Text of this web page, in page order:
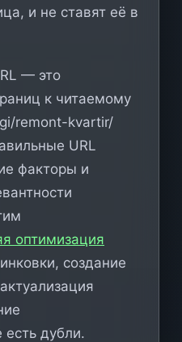
и не ставят её в
— это
к читаемому
remont-kvartir/
URL
факторы и
оптимизация
создание
есть дубли.